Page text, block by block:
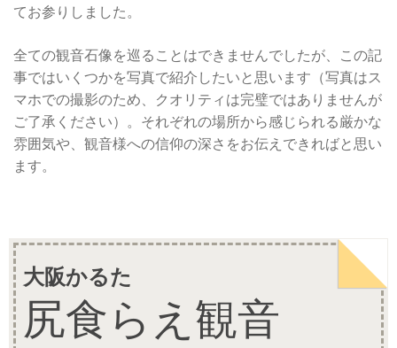
てお参りしました。
全ての観音石像を巡ることはできませんでしたが、この記
事ではいくつかを写真で紹介したいと思います（写真はス
マホでの撮影のため、クオリティは完璧ではありませんが
ご了承ください）。それぞれの場所から感じられる厳かな
雰囲気や、観音様への信仰の深さをお伝えできればと思い
ます。
大阪かるた
尻食らえ観音